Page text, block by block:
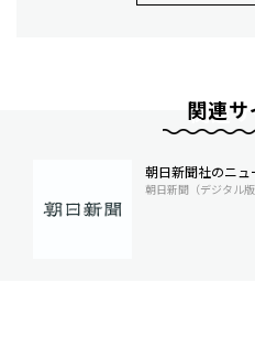
関連サ
朝日新聞社のニュ
朝日新聞（デジタル版